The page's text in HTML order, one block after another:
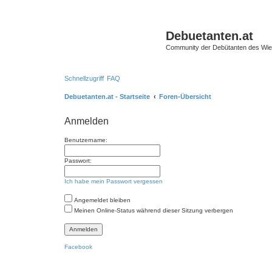
Debuetanten.at
Community der Debütanten des
Schnellzugriff FAQ
Debuetanten.at - Startseite
Foren-Übersicht
Anmelden
Benutzername:
Passwort:
Ich habe mein Passwort vergessen
Angemeldet bleiben
Meinen Online-Status während dieser Sitzung verbergen
Facebook